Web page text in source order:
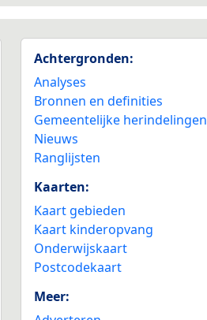
Achtergronden:
Analyses
Bronnen en definities
Gemeentelijke herindelingen
Nieuws
Ranglijsten
Kaarten:
Kaart gebieden
Kaart kinderopvang
Onderwijskaart
Postcodekaart
Meer: